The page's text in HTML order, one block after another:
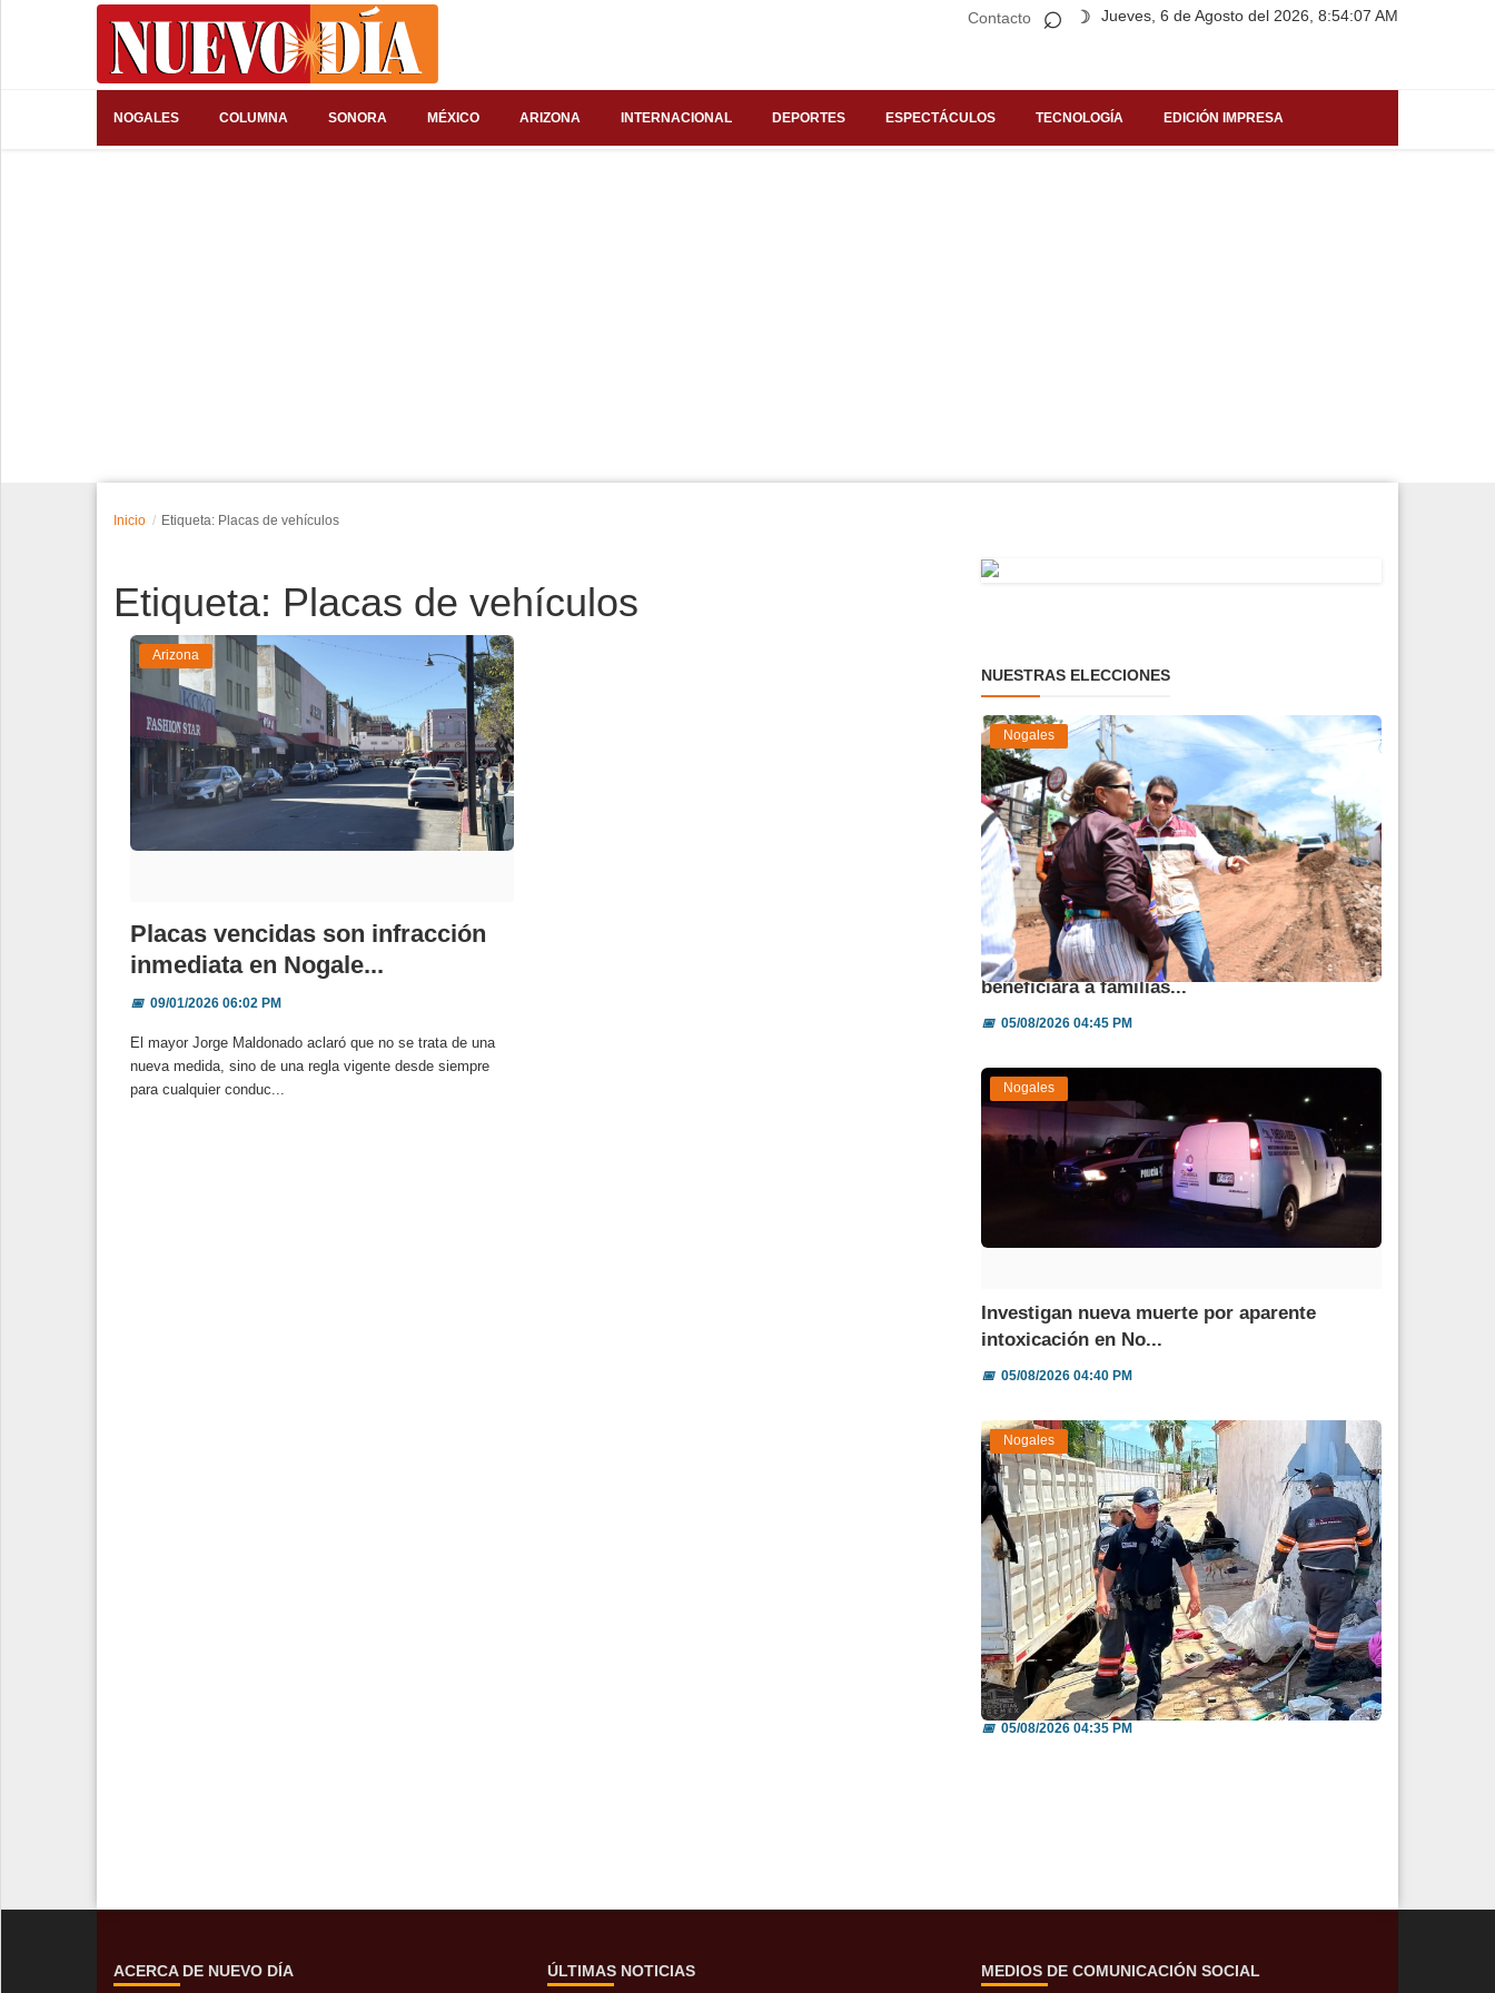
Contacto Jueves, 6 de Agosto del 2026, 8:54:07 AM
⌕ ☽
NOGALES COLUMNA SONORA MÉXICO ARIZONA INTERNACIONAL DEPORTES ESPECTÁCULOS TECNOLOGÍA EDICIÓN IMPRESA
Edición Impresa
Inicio Etiqueta: Placas de vehículos
Etiqueta: Placas de vehículos
Arizona
Placas vencidas son infracción
inmediata en Nogale...
📅09/01/2026 06:02 PM
El mayor Jorge Maldonado aclaró que no se trata de una
nueva medida, sino de una regla vigente desde siempre
para cualquier conduc...
NUESTRAS ELECCIONES
Nogales
Avanza obra de pavimentación que
beneficiará a familias...
📅05/08/2026 04:45 PM
Nogales
Investigan nueva muerte por aparente
intoxicación en No...
📅05/08/2026 04:40 PM
Nogales
Invitan a reportar espacios públicos
invadidos a través...
📅05/08/2026 04:35 PM
ACERCA DE NUEVO DÍA ÚLTIMAS NOTICIAS MEDIOS DE COMUNICACIÓN SOCIAL